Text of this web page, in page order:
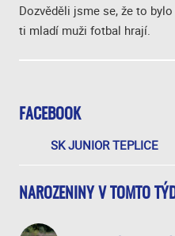
FACEBOOK
SK JUNIOR TEPLICE
NAROZENINY V TOMTO
Dozvěděli jsme se, že to
ti mladí muži fotbal hrají.